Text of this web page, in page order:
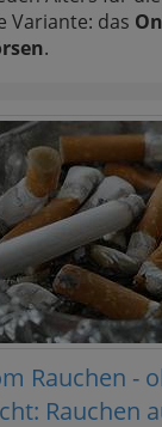
Variante: das
.
Rauchen -
Rauchen